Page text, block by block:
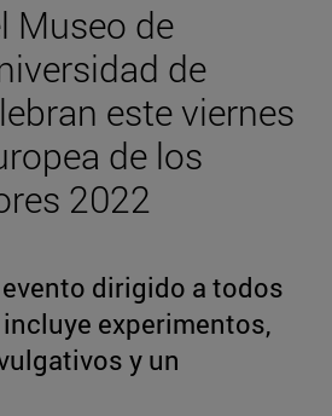
Museo de
de
este viernes
de los
2022
dirigido a todos
experimentos,
y un